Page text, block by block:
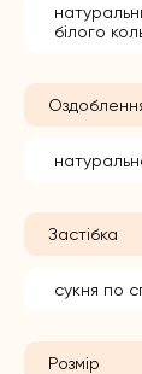
білого
Застібка
сукня по
Розмір